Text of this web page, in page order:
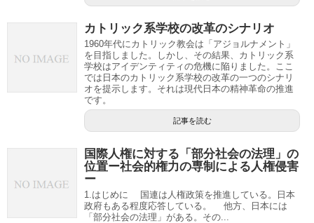
カトリック系学校の改革のシナリオ
1960年代にカトリック教会は「アジョルナメント」
を目指しました。しかし、その結果、カトリック系
学校はアイデンティティの危機に陥りました。ここ
では日本のカトリック系学校の改革の一つのシナリ
オを提示します。それは現代日本の精神革命の推進
です。
記事を読む
国際人権に対する「部分社会の法理」の
位置ー社会的権力の専制による人権侵害
ー
1.はじめに 国連は人権政策を推進している。日本
政府もある程度応答している。 他方、日本には
「部分社会の法理」がある。その...